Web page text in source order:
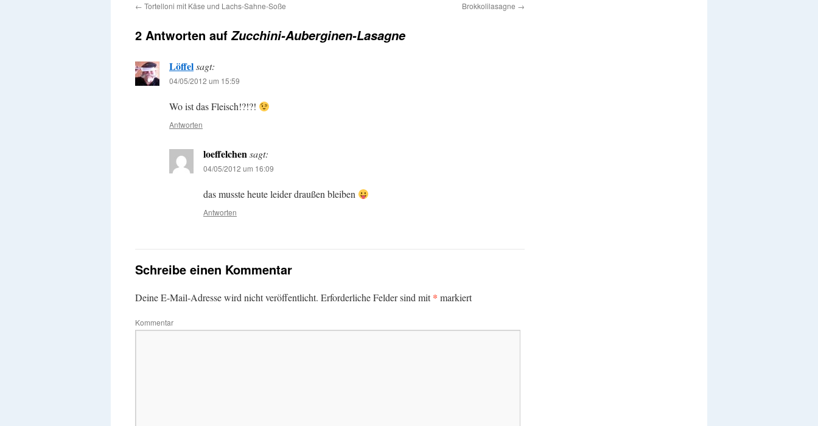
← Tortelloni mit Käse und Lachs-Sahne-Soße Brokkolilasagne →
2 Antworten aufZucchini-Auberginen-Lasagne
Löffelsagt:
04/05/2012 um 15:59
Wo ist das Fleisch!?!?!
Antworten
loeffelchensagt:
04/05/2012 um 16:09
das musste heute leider draußen bleiben
Antworten
Schreibe einen Kommentar
Deine E-Mail-Adresse wird nicht veröffentlicht. Erforderliche Felder sind mit* markiert
Kommentar